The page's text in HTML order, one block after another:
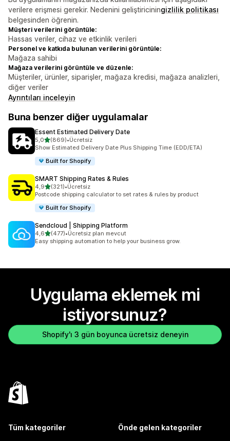
verilere erişmesi gerekir. Nedenini geliştiriciningizlilik politikası
belgesinden öğrenin.
Müşteri verilerini görüntüle:
Hassas veriler, cihaz ve etkinlik verileri
Personel ve katkıda bulunan verilerini görüntüle:
Mağaza sahibi
Mağaza verilerini görüntüle ve düzenle:
Müşteriler, ürünler, siparişler, mağaza kredisi, mağaza analizleri,
diğer veriler
Ayrıntıları inceleyin
Buna benzer diğer uygulamalar
Essent Estimated Delivery Date
5,05 yıldız üzerinden
(869)
toplam 869 değerlendirme
•Ücretsiz
Show Estimated Delivery Date Plus Shipping Time (EDD/ETA)
Built for Shopify
SMART Shipping Rates & Rules
4,95 yıldız üzerinden
(321)
toplam 321 değerlendirme
•Ücretsiz
Postcode shipping calculator to set rates & rules by product
Built for Shopify
Sendcloud | Shipping Platform
4,65 yıldız üzerinden
(477)
toplam 477 değerlendirme
•Ücretsiz plan mevcut
Easy shipping automation to help your business grow.
Uygulama eklemek mi
istiyorsunuz?
Shopify'ı 3 gün boyunca ücretsiz deneyin
Tüm kategoriler Önde gelen kategoriler